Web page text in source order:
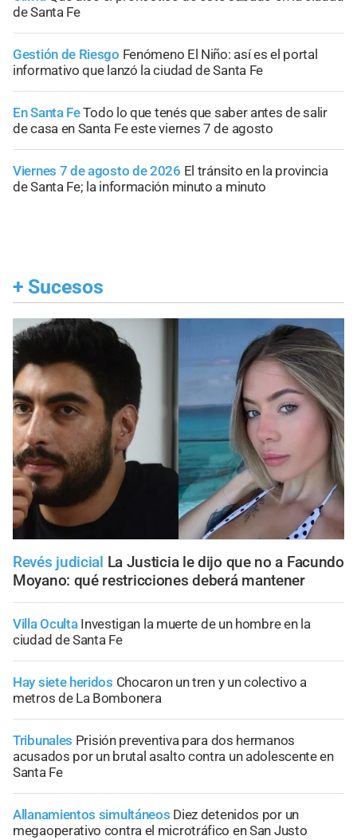
de Santa Fe
Gestión de Riesgo Fenómeno El Niño: así es el portal
informativo que lanzó la ciudad de Santa Fe
En Santa FeTodo lo que tenés que saber antes de salir
de casa en Santa Fe este viernes 7 de agosto
Viernes 7 de agosto de 2026 El tránsito en la provincia
de Santa Fe; la información minuto a minuto
+ Sucesos
Revés judicial La Justicia le dijo que no a Facundo
Moyano: qué restricciones deberá mantener
Villa Oculta Investigan la muerte de un hombre en la
ciudad de Santa Fe
Hay siete heridos Chocaron un tren y un colectivo a
metros de La Bombonera
Tribunales Prisión preventiva para dos hermanos
acusados por un brutal asalto contra un adolescente en
Santa Fe
Allanamientos simultáneos Diez detenidos por un
megaoperativo contra el microtráfico en San Justo